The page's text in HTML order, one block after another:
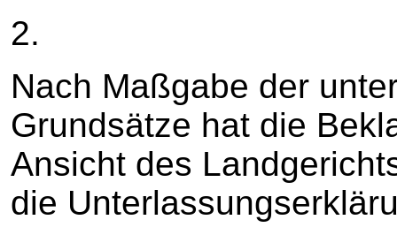
2.
Nach Maßgabe der
Grundsätze hat die
Ansicht des
die